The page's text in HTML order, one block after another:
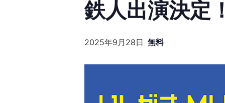
鉄人出演決定
2025年9月28日 無料